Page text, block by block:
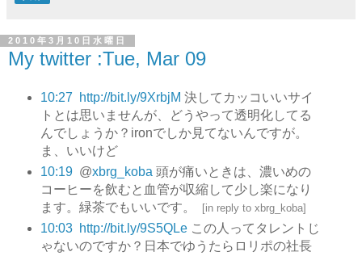
2010年3月10日水曜日
My twitter :Tue, Mar 09
10:27 http://bit.ly/9XrbjM 決してカッコいいサイ
トとは思いませんが、どうやって透明化してる
んでしょうか？ironでしか見てないんですが。
ま、いいけど
10:19 @xbrg_koba 頭が痛いときは、濃いめの
コーヒーを飲むと血管が収縮して少し楽になり
ます。緑茶でもいいです。
[in reply to xbrg_koba]
10:03 http://bit.ly/9S5QLeこの人ってタレントじ
ゃないのですか？日本でゆうたらロリポの社長